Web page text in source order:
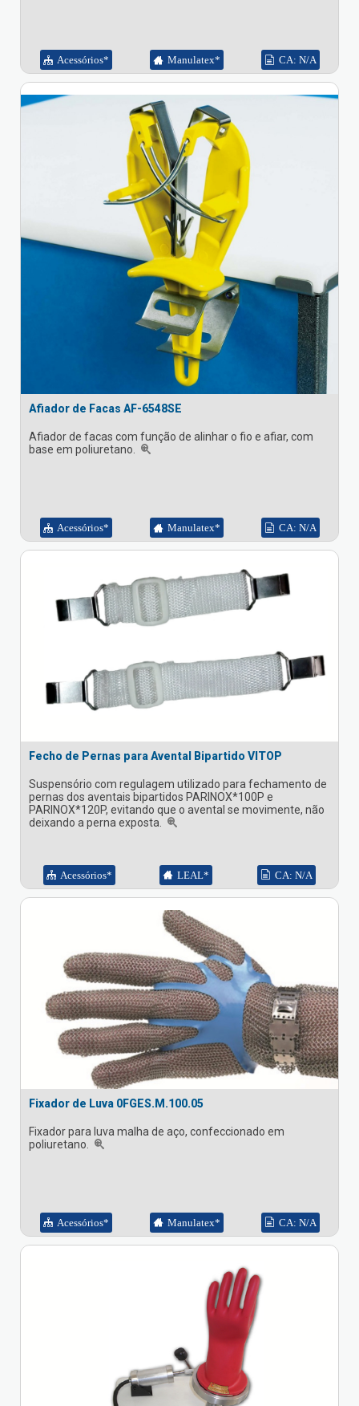
Acessórios* Manulatex* CA: N/A
Afiador de Facas AF-6548SE
Afiador de facas com função de alinhar o fio e afiar, com
base em poliuretano.
Acessórios* Manulatex* CA: N/A
Fecho de Pernas para Avental Bipartido VITOP
Suspensório com regulagem utilizado para fechamento de
pernas dos aventais bipartidos PARINOX*100P e
PARINOX*120P, evitando que o avental se movimente, não
deixando a perna exposta.
Acessórios* LEAL* CA: N/A
Fixador de Luva 0FGES.M.100.05
Fixador para luva malha de aço, confeccionado em
poliuretano.
Acessórios* Manulatex* CA: N/A